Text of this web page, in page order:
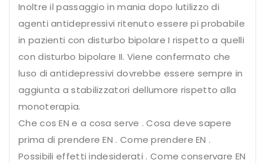
Inoltre il passaggio in mania dopo lutilizzo di
agenti antidepressivi ritenuto essere pi probabile
in pazienti con disturbo bipolare I rispetto a quelli
con disturbo bipolare II. Viene confermato che
luso di antidepressivi dovrebbe essere sempre in
aggiunta a stabilizzatori dellumore rispetto alla
monoterapia.
Che cos EN e a cosa serve . Cosa deve sapere
prima di prendere EN . Come prendere EN .
Possibili effetti indesiderati . Come conservare EN